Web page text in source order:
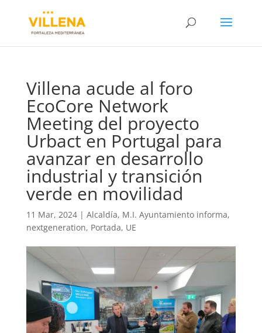
Villena acude al foro
EcoCore Network
Meeting del proyecto
Urbact en Portugal para
avanzar en desarrollo
industrial y transición
verde en movilidad
11 Mar, 2024| Alcaldía, M.I. Ayuntamiento informa,
nextgeneration, Portada, UE